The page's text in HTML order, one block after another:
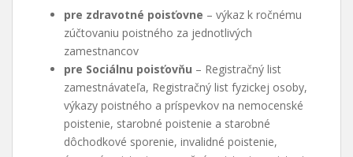
pre zdravotné poisťovne – výkaz k ročnému
zúčtovaniu poistného za jednotlivých
zamestnancov
pre Sociálnu poisťovňu – Registračný list
zamestnávateľa, Registračný list fyzickej osoby,
výkazy poistného a príspevkov na nemocenské
poistenie, starobné poistenie a starobné
dôchodkové sporenie, invalidné poistenie,